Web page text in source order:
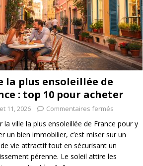
la plus ensoleillée de
: top 10 pour acheter
11, 2026 Commentaires fermés
la ville la plus ensoleillée de France pour y
un bien immobilier, c’est miser sur un
vie attractif tout en sécurisant un
pérenne. Le soleil attire les